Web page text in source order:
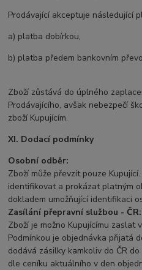
Prodávající akceptuje následující
a) platba dobírkou,
b) platba předem bankovním
Zboží zůstává do úplného
Prodávajícího, avšak nebezpečí
zboží Kupujícím.
XI. Dodací podmínky
Osobní odběr:
Zboží může převzít pouze
identifikovat a prokázat platným
dokladem umožňující identifikaci
Zasílání přepravní službou - ČR:
Zboží je možno Kupujícímu zaslat
Podmínkou je objednávka přijatá
dodává zásilky kamkoliv do ČR
dle ceníku aktuálního v den